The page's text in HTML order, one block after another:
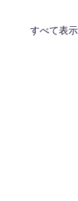
すべて表示